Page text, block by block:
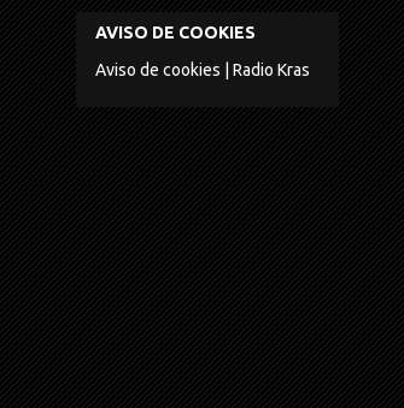
AVISO DE COOKIES
Aviso de cookies | Radio Kras